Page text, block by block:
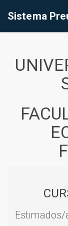
Sistema
Estimados/